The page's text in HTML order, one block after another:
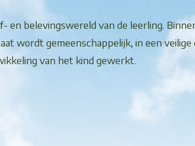
en belevingswereld van de leerling.
wordt gemeenschappelijk, in een veilige
van het kind gewerkt.